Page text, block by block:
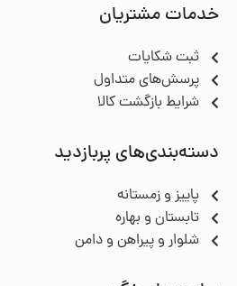
خدمات مشتریان
ثبت شکایات
پرسش‌های متداول
شرایط بازگشت کالا
دسته‌بندی‌های پربازدید
پاییز و زمستانه
تابستان و بهاره
شلوار و پیراهن و دامن